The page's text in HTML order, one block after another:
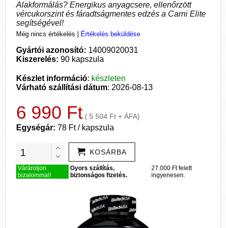
Alakformálás? Energikus anyagcsere, ellenőrzött
vércukorszint és fáradtságmentes edzés a Carni Elite
segítségével!
Még nincs értékelés Értékelés beküldése
Gyártói azonosító: 14009020031
Kiszerelés: 90 kapszula
Készlet információ: készleten
Várható szállítási dátum: 2026-08-13
6 990 Ft ( 5 504 Ft + ÁFA)
Egységár: 78 Ft / kapszula
KOSÁRBA
Várároljon
bizalommal!
Gyors szállítás,
biztonságos fizetés.
27.000 Ft felett
ingyenesen.